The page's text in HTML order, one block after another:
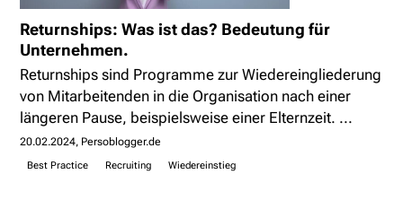
Returnships: Was ist das? Bedeutung für
Unternehmen.
Returnships sind Programme zur Wiedereingliederung
von Mitarbeitenden in die Organisation nach einer
längeren Pause, beispielsweise einer Elternzeit. ...
20.02.2024 Persoblogger.de
Best Practice Recruiting Wiedereinstieg